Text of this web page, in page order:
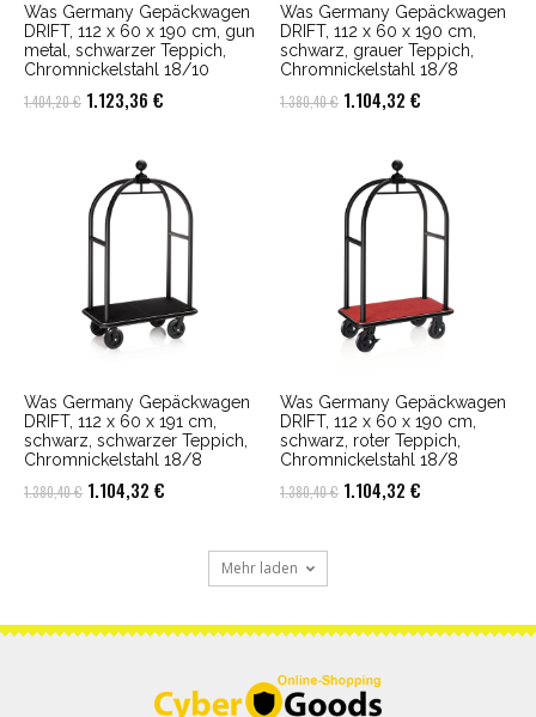
Was Germany Gepäckwagen
DRIFT, 112 x 60 x 190 cm, gun
metal, schwarzer Teppich,
Chromnickelstahl 18/10
1.404,20€ Ursprünglicher
1.404,20 €
1.123,36 €
1.123,36 €.
Was Germany Gepäckwagen
DRIFT, 112 x 60 x 190 cm,
schwarz, grauer Teppich,
Chromnickelstahl 18/8
1.380,40€ Ursprünglicher
1.380,40 €
1.104,32 €
1.104,32 €.
Was Germany Gepäckwagen
DRIFT, 112 x 60 x 191 cm,
schwarz, schwarzer Teppich,
Chromnickelstahl 18/8
1.380,40€ Ursprünglicher
1.104,32 €
1.104,32 €.
Was Germany Gepäckwagen
DRIFT, 112 x 60 x 190 cm,
schwarz, roter Teppich,
Chromnickelstahl 18/8
1.380,40€ Ursprünglicher
1.104,32 €
Mehr laden